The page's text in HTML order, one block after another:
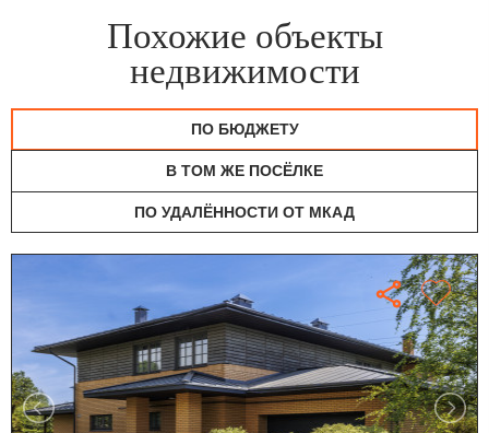
Похожие объекты
недвижимости
ПО БЮДЖЕТУ
В ТОМ ЖЕ ПОСЁЛКЕ
ПО УДАЛЁННОСТИ ОТ МКАД